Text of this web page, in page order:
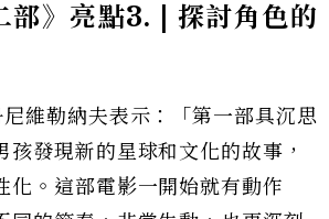
部》亮點3. | 探討角色的
尼維勒納夫表示：「第一部具沉思
孩發現新的星球和文化的故事，
化。這部電影一開始就有動作